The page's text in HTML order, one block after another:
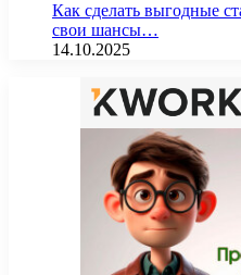
Как сделать выгодные
свои шансы…
14.10.2025